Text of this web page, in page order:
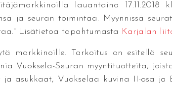
lauantaina 17.11.2018
ja seuran toimintaa. Myynnissä
Lisätietoa tapahtumasta Karjalan
markkinoille. Tarkoitus on esitellä
Vuoksela-Seuran myyntituotteita,
ja asukkaat, Vuokselaa kuvina II-osa